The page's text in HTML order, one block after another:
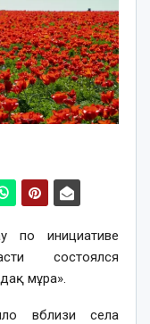
по инициативе
состоялся
мұра».
вблизи села